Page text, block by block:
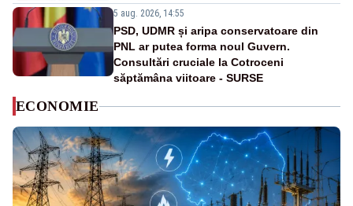
5 aug. 2026, 14:55
PSD, UDMR și aripa conservatoare din
PNL ar putea forma noul Guvern.
Consultări cruciale la Cotroceni
săptămâna viitoare - SURSE
ECONOMIE